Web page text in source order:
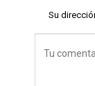
Su